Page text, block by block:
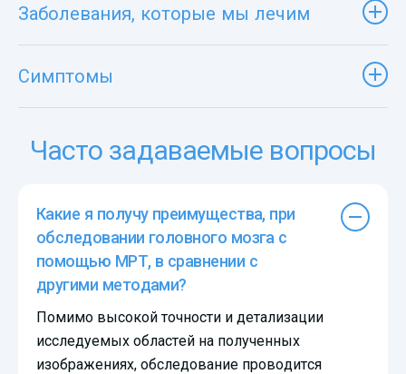
Заболевания, которые мы лечим
Симптомы
Часто задаваемые вопросы
Какие я получу преимущества, при
обследовании головного мозга с
помощью МРТ, в сравнении с
другими методами?
Помимо высокой точности и детализации
исследуемых областей на полученных
изображениях, обследование проводится